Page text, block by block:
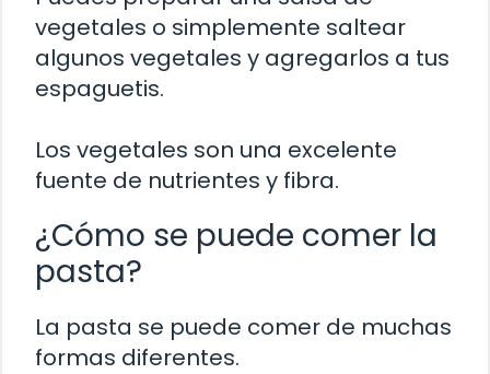
vegetales o simplemente saltear
algunos vegetales y agregarlos a tus
espaguetis.
Los vegetales son una excelente
fuente de nutrientes y fibra.
¿Cómo se puede comer la
pasta?
La pasta se puede comer de muchas
formas diferentes.